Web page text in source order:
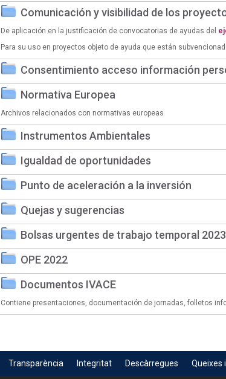
Comunicación y visibilidad de los
De aplicación en la justificación de convocatorias de ayudas del
Para su uso en proyectos objeto de ayuda que están
Consentimiento acceso información
Normativa Europea
Archivos relacionados con normativas europeas
Instrumentos Ambientales
Igualdad de oportunidades
Punto de aceleración a la inversión
Quejas y sugerencias
Bolsas urgentes de trabajo temporal 2023
OPE 2022
Documentos IVACE
Contiene presentaciones, documentación de jornadas, folletos
Transparència Integritat Descàrregues Queixes